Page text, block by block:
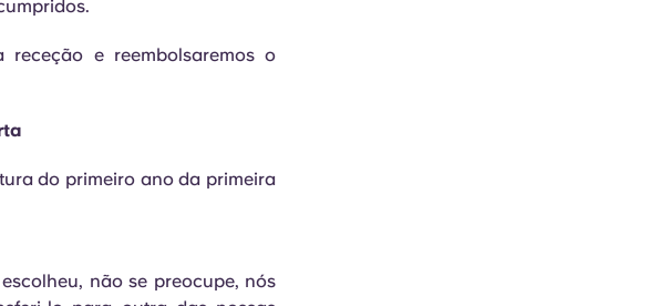
receção e reembolsaremos o
do primeiro ano da primeira
não se preocupe, nós